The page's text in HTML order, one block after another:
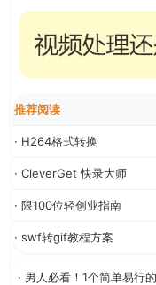
推荐阅读
· H264格式转换
· CleverGet 快录大师
· 限100位轻创业指南
· swf转gif教程方案
· 男人必看！1个简单易行